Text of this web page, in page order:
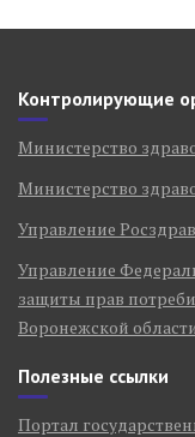
Контролирующие
Министерство
Министерство
Управление
Управление
защиты прав
Воронежской
Полезные ссылки
Портал